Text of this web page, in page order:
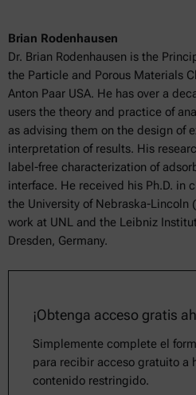
Brian Rodenhausen
Dr. Brian Rodenhausen is the
the Particle and Porous Materials
Anton Paar USA. He has over a
users the theory and practice of
as advising them on the design of
interpretation of results. His
label-free characterization of
interface. He received his Ph.D. in
the University of Nebraska-Lincoln
work at UNL and the Leibniz
Dresden, Germany.
¡Obtenga acceso gratis
Simplemente complete el
para recibir acceso gratuito a
contenido restringido.